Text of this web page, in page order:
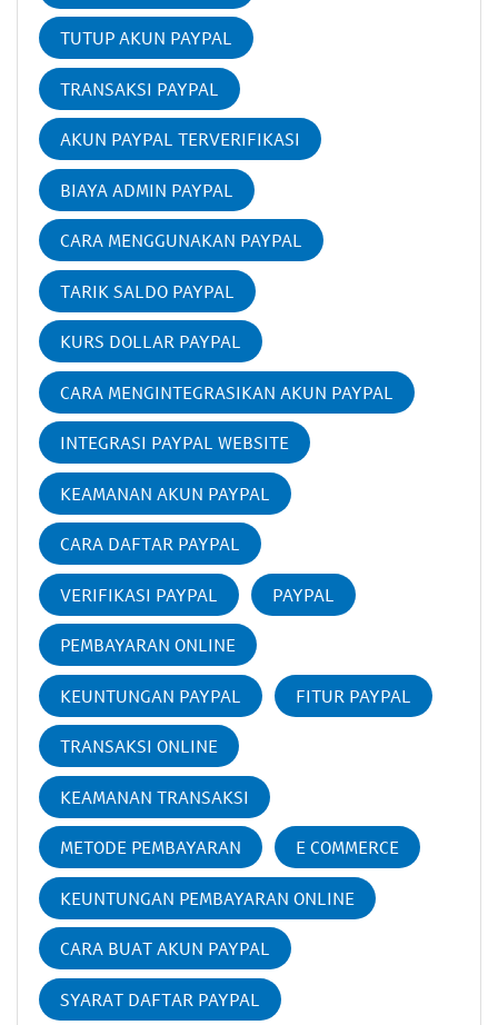
TUTUP AKUN PAYPAL
TRANSAKSI PAYPAL
AKUN PAYPAL TERVERIFIKASI
BIAYA ADMIN PAYPAL
CARA MENGGUNAKAN PAYPAL
TARIK SALDO PAYPAL
KURS DOLLAR PAYPAL
CARA MENGINTEGRASIKAN AKUN PAYPAL
INTEGRASI PAYPAL WEBSITE
KEAMANAN AKUN PAYPAL
CARA DAFTAR PAYPAL
VERIFIKASI PAYPAL PAYPAL
PEMBAYARAN ONLINE
KEUNTUNGAN PAYPAL FITUR PAYPAL
TRANSAKSI ONLINE
KEAMANAN TRANSAKSI
METODE PEMBAYARAN E COMMERCE
KEUNTUNGAN PEMBAYARAN ONLINE
CARA BUAT AKUN PAYPAL
SYARAT DAFTAR PAYPAL